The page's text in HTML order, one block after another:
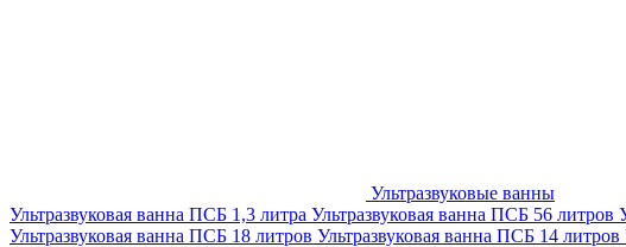
Ультразвуковые ванны
Ультразвуковая ванна ПСБ 1,3 литра Ультразвуковая ванна ПСБ 56 литров
Ультразвуковая ванна ПСБ 18 литров Ультразвуковая ванна ПСБ 14 литров